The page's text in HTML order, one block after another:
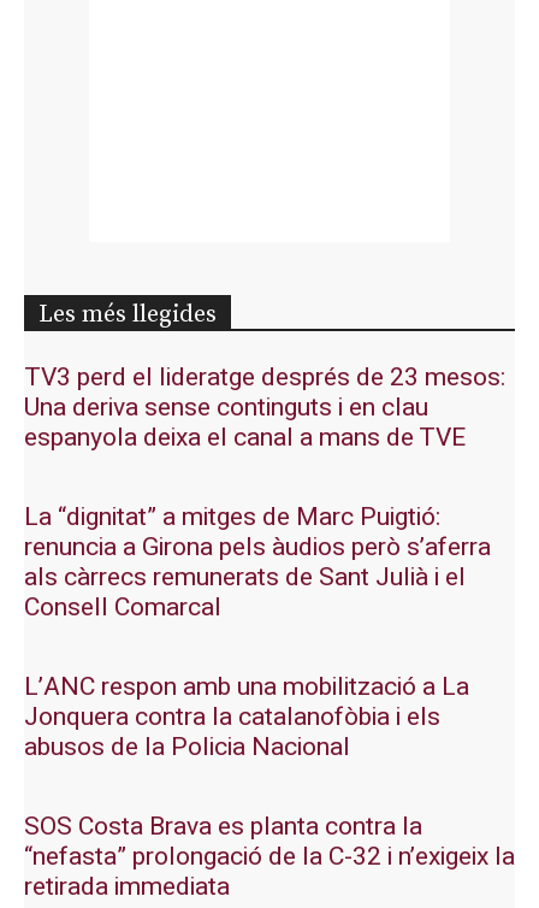
Les més llegides
TV3 perd el lideratge després de 23 mesos:
Una deriva sense continguts i en clau
espanyola deixa el canal a mans de TVE
La “dignitat” a mitges de Marc Puigtió:
renuncia a Girona pels àudios però s’aferra
als càrrecs remunerats de Sant Julià i el
Consell Comarcal
L’ANC respon amb una mobilització a La
Jonquera contra la catalanofòbia i els
abusos de la Policia Nacional
SOS Costa Brava es planta contra la
“nefasta” prolongació de la C-32 i n’exigeix la
retirada immediata